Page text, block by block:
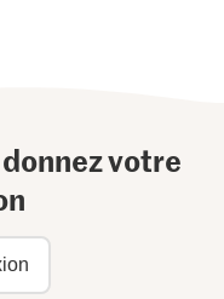
votre